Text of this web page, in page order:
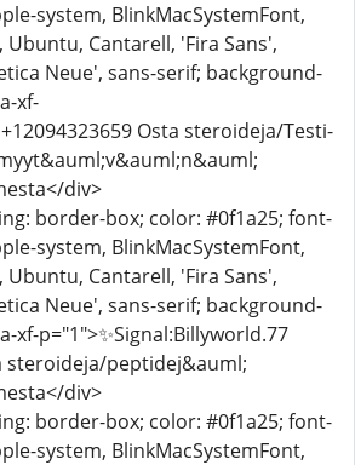
system, BlinkMacSystemFont,
Ubuntu, Cantarell, 'Fira Sans',
Neue', sans-serif; background-
xf-
Osta steroideja/Testi-
div>
border-box; color: #0f1a25; font-
system, BlinkMacSystemFont,
Ubuntu, Cantarell, 'Fira Sans',
Neue', sans-serif; background-
xf-p="1">✨Signal:Billyworld.77
steroideja/peptidej&auml;
div>
border-box; color: #0f1a25; font-
system, BlinkMacSystemFont,